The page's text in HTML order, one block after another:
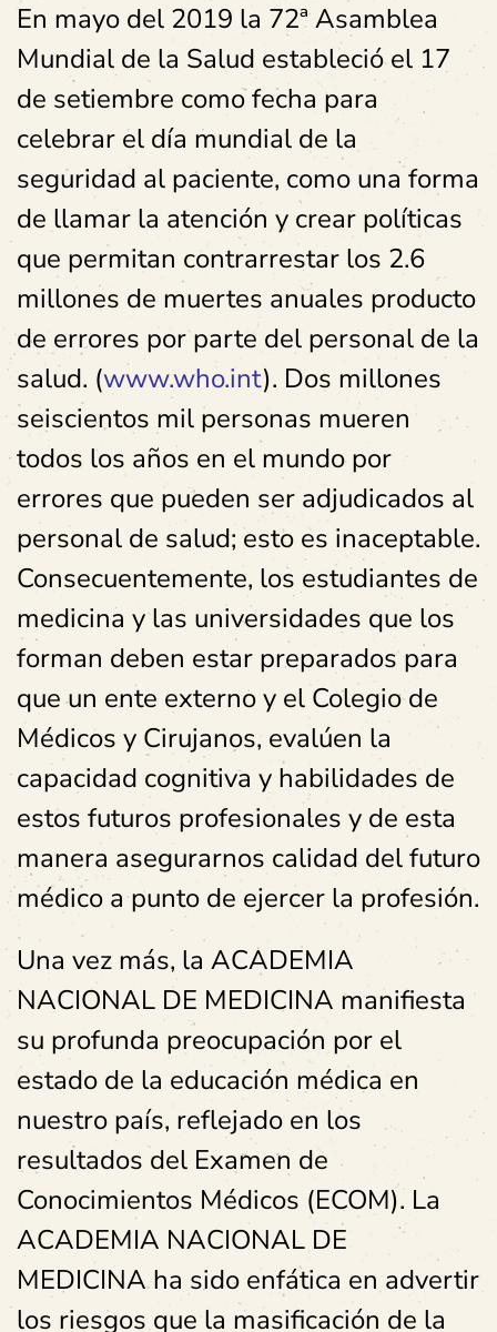
En mayo del 2019 la 72ª Asamblea
Mundial de la Salud estableció el 17
de setiembre como fecha para
celebrar el día mundial de la
seguridad al paciente, como una forma
de llamar la atención y crear políticas
que permitan contrarrestar los 2.6
millones de muertes anuales producto
de errores por parte del personal de la
salud. (www.who.int). Dos millones
seiscientos mil personas mueren
todos los años en el mundo por
errores que pueden ser adjudicados al
personal de salud; esto es inaceptable.
Consecuentemente, los estudiantes de
medicina y las universidades que los
forman deben estar preparados para
que un ente externo y el Colegio de
Médicos y Cirujanos, evalúen la
capacidad cognitiva y habilidades de
estos futuros profesionales y de esta
manera asegurarnos calidad del futuro
médico a punto de ejercer la profesión.
Una vez más, la ACADEMIA
NACIONAL DE MEDICINA manifiesta
su profunda preocupación por el
estado de la educación médica en
nuestro país, reflejado en los
resultados del Examen de
Conocimientos Médicos (ECOM). La
ACADEMIA NACIONAL DE
MEDICINA ha sido enfática en advertir
los riesgos que la masificación de la